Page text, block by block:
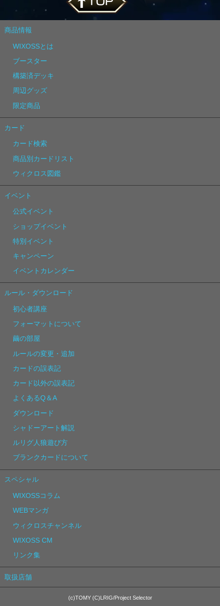
商品情報
WIXOSSとは
ブースター
構築済デッキ
周辺グッズ
限定商品
カード
カード検索
商品別カードリスト
ウィクロス図鑑
イベント
公式イベント
ショップイベント
特別イベント
キャンペーン
イベントカレンダー
ルール・ダウンロード
初心者講座
フォーマットについて
繭の部屋
ルールの変更・追加
カードの誤表記
カード以外の誤表記
よくあるQ＆A
ダウンロード
シャドーアート解説
ルリグ人狼遊び方
ブランクカードについて
スペシャル
WIXOSSコラム
WEBマンガ
ウィクロスチャンネル
WIXOSS CM
リンク集
取扱店舗
(c)TOMY (C)LRIG/Project Selector